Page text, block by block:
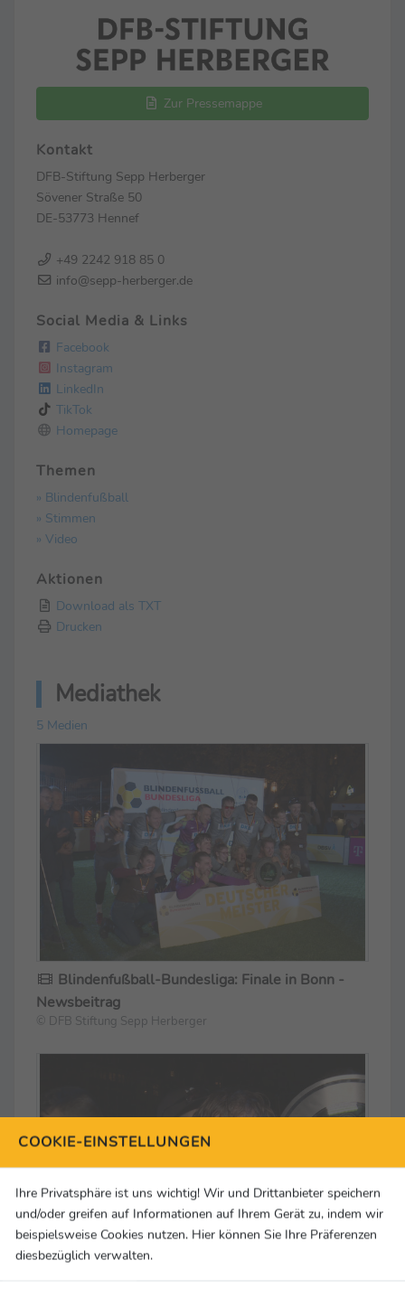
Zur Pressemappe
Kontakt
DFB-Stiftung Sepp Herberger
Sövener Straße 50
DE-53773 Hennef
+49 2242 918 85 0
info@sepp-herberger.de
Social Media & Links
Facebook
Instagram
LinkedIn
TikTok
Homepage
Themen
» Blindenfußball
» Stimmen
» Video
Aktionen
Download als TXT
Drucken
Mediathek
5 Medien
Blindenfußball-Bundesliga: Finale in Bonn -
Newsbeitrag
© DFB Stiftung Sepp Herberger
COOKIE-EINSTELLUNGEN
Ihre Privatsphäre ist uns wichtig! Wir und Drittanbieter speichern
und/oder greifen auf Informationen auf Ihrem Gerät zu, indem wir
beispielsweise Cookies nutzen. Hier können Sie Ihre Präferenzen
diesbezüglich verwalten.